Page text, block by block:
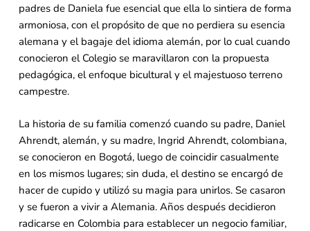
padres de Daniela fue esencial que ella lo sintiera de forma
armoniosa, con el propósito de que no perdiera su esencia
alemana y el bagaje del idioma alemán, por lo cual cuando
conocieron el Colegio se maravillaron con la propuesta
pedagógica, el enfoque bicultural y el majestuoso terreno
campestre.
La historia de su familia comenzó cuando su padre, Daniel
Ahrendt, alemán, y su madre, Ingrid Ahrendt, colombiana,
se conocieron en Bogotá, luego de coincidir casualmente
en los mismos lugares; sin duda, el destino se encargó de
hacer de cupido y utilizó su magia para unirlos. Se casaron
y se fueron a vivir a Alemania. Años después decidieron
radicarse en Colombia para establecer un negocio familiar,